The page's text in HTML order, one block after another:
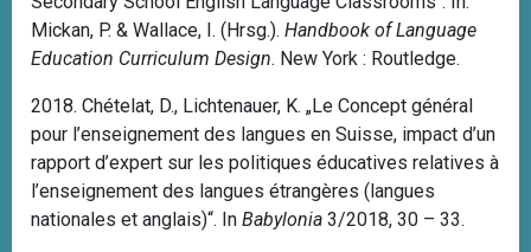
Mickan, P. & Wallace, I. (Hrsg.). Handbook of Language
Education Curriculum Design. New York : Routledge.
2018. Chételat, D., Lichtenauer, K. „Le Concept général
pour l’enseignement des langues en Suisse, impact d’un
rapport d’expert sur les politiques éducatives relatives à
l’enseignement des langues étrangères (langues
nationales et anglais)“. In Babylonia 3/2018, 30 – 33.